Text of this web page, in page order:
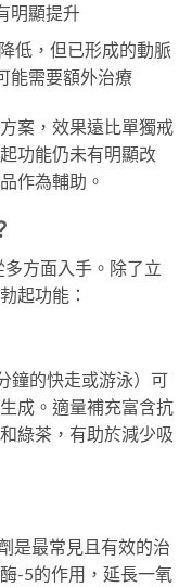
明顯提升
低，但已形成的動脈
能需要額外治療
案，效果遠比單獨戒
功能仍未有明顯改
作為輔助。
方面入手。除了立
起功能：
鐘的快走或游泳）可
成。適量補充富含抗
綠茶，有助於減少吸
是最常見且有效的治
-5的作用，延長一氧